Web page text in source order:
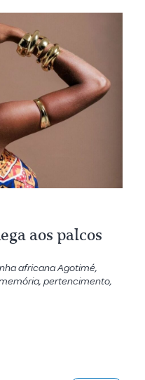
aos palcos
africana Agotimé,
pertencimento,